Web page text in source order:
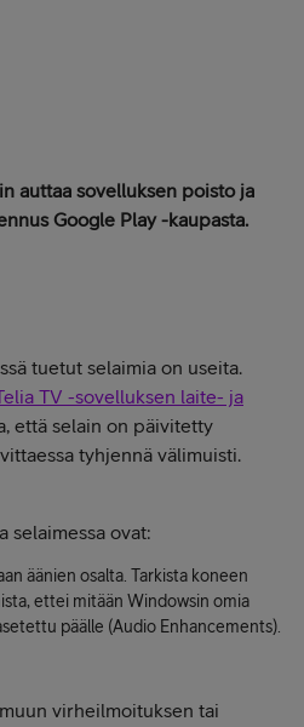
auttaa sovelluksen poisto ja
Google Play -kaupasta.
tuetut selaimia on useita.
TV -sovelluksen laite- ja
että selain on päivitetty
tyhjennä välimuisti.
selaimessa ovat:
äänien osalta. Tarkista koneen
ettei mitään Windowsin omia
päälle (Audio Enhancements).
virheilmoituksen tai